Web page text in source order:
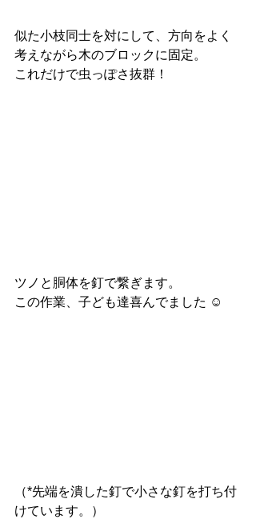
似た小枝同士を対にして、方向をよく
考えながら木のブロックに固定。
これだけで虫っぽさ抜群！
ツノと胴体を釘で繋ぎます。
この作業、子ども達喜んでました ☺︎
（*先端を潰した釘で小さな釘を打ち付
けています。）